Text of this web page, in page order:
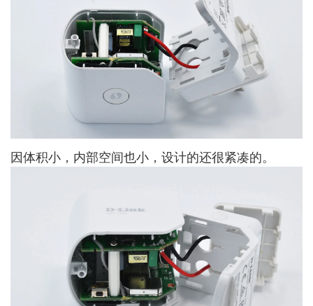
因体积小，内部空间也小，设计的还很紧凑的。